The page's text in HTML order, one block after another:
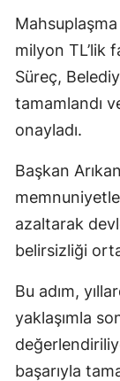
milyon TL’lik
Süreç,
tamamlandı
onayladı.
Başkan
azaltarak
belirsizliği
Bu adım,
yaklaşımla
başarıyla